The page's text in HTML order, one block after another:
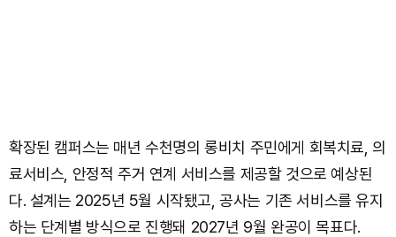
확장된 캠퍼스는 매년 수천명의 롱비치 주민에게 회복치료, 의
료서비스, 안정적 주거 연계 서비스를 제공할 것으로 예상된
다. 설계는 2025년 5월 시작됐고, 공사는 기존 서비스를 유지
하는 단계별 방식으로 진행돼 2027년 9월 완공이 목표다.